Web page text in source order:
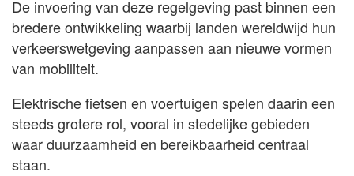
De invoering van deze regelgeving past binnen een
bredere ontwikkeling waarbij landen wereldwijd hun
verkeerswetgeving aanpassen aan nieuwe vormen
van mobiliteit.
Elektrische fietsen en voertuigen spelen daarin een
steeds grotere rol, vooral in stedelijke gebieden
waar duurzaamheid en bereikbaarheid centraal
staan.